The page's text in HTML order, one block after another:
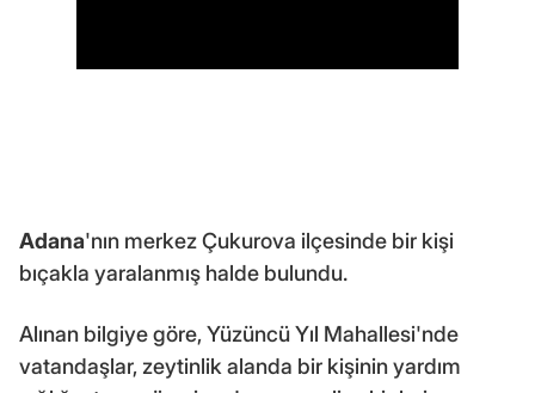
Adana'nın merkez Çukurova ilçesinde bir kişi
bıçakla yaralanmış halde bulundu.
Alınan bilgiye göre, Yüzüncü Yıl Mahallesi'nde
vatandaşlar, zeytinlik alanda bir kişinin yardım